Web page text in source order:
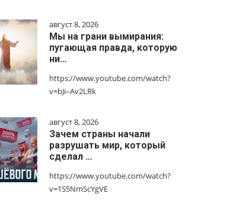
август 8, 2026
Мы на грани вымирания:
пугающая правда, которую
ни…
https://www.youtube.com/watch?
v=bJi–Av2LRk
август 8, 2026
Зачем страны начали
разрушать мир, который
сделал …
https://www.youtube.com/watch?
v=1S5NmScYgVE